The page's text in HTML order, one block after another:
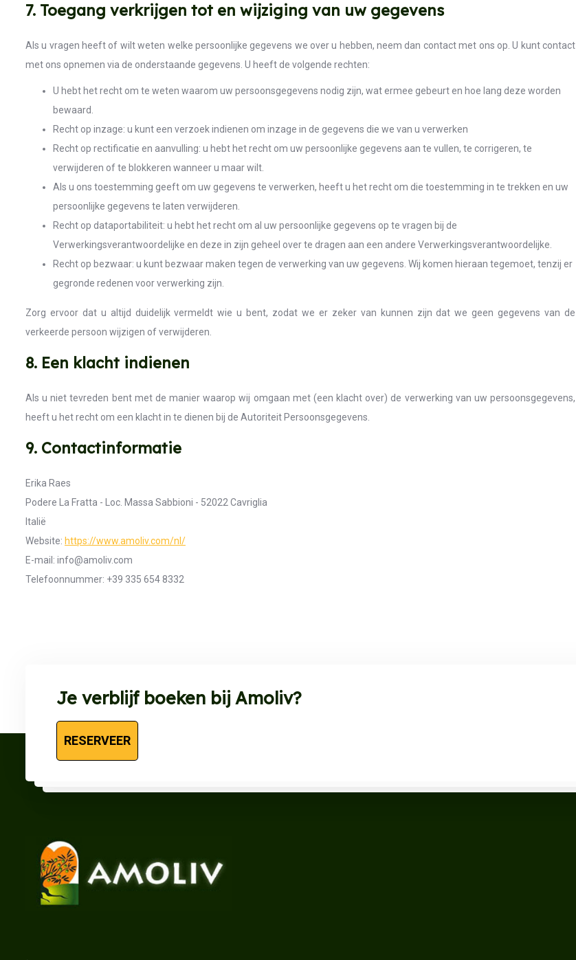
7. Toegang verkrijgen tot en wijziging van uw gegevens
Als u vragen heeft of wilt weten welke persoonlijke gegevens we over u hebben, neem dan contact met ons op. U kunt contact
met ons opnemen via de onderstaande gegevens. U heeft de volgende rechten:
U hebt het recht om te weten waarom uw persoonsgegevens nodig zijn, wat ermee gebeurt en hoe lang deze worden
bewaard.
Recht op inzage: u kunt een verzoek indienen om inzage in de gegevens die we van u verwerken
Recht op rectificatie en aanvulling: u hebt het recht om uw persoonlijke gegevens aan te vullen, te corrigeren, te
verwijderen of te blokkeren wanneer u maar wilt.
Als u ons toestemming geeft om uw gegevens te verwerken, heeft u het recht om die toestemming in te trekken en uw
persoonlijke gegevens te laten verwijderen.
Recht op dataportabiliteit: u hebt het recht om al uw persoonlijke gegevens op te vragen bij de
Verwerkingsverantwoordelijke en deze in zijn geheel over te dragen aan een andere Verwerkingsverantwoordelijke.
Recht op bezwaar: u kunt bezwaar maken tegen de verwerking van uw gegevens. Wij komen hieraan tegemoet, tenzij er
gegronde redenen voor verwerking zijn.
Zorg ervoor dat u altijd duidelijk vermeldt wie u bent, zodat we er zeker van kunnen zijn dat we geen gegevens van de
verkeerde persoon wijzigen of verwijderen.
8. Een klacht indienen
Als u niet tevreden bent met de manier waarop wij omgaan met (een klacht over) de verwerking van uw persoonsgegevens,
heeft u het recht om een klacht in te dienen bij de Autoriteit Persoonsgegevens.
9. Contactinformatie
Erika Raes
Podere La Fratta - Loc. Massa Sabbioni - 52022 Cavriglia
Italië
Website: https://www.amoliv.com/nl/
E-mail: info@amoliv.com
Telefoonnummer: +39 335 654 8332
Je verblijf boeken bij Amoliv?